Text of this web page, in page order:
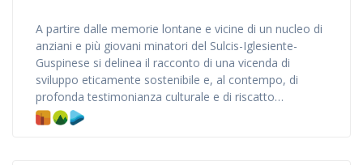
A partire dalle memorie lontane e vicine di un nucleo di
anziani e più giovani minatori del Sulcis-Iglesiente-
Guspinese si delinea il racconto di una vicenda di
sviluppo eticamente sostenibile e, al contempo, di
profonda testimonianza culturale e di riscatto…